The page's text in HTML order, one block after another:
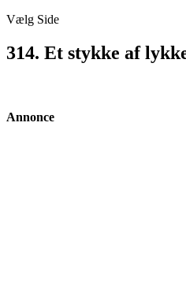
Vælg Side
314. Et stykke af
Annonce